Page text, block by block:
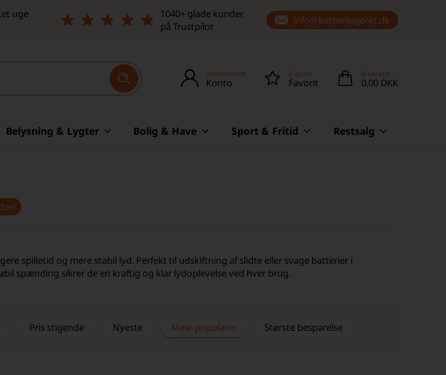
uge
1040+ glade kunder
på Trustpilot
info@batterilageret.dk
Velkommen
Konto
0 gemt
Favorit
0 vare(r)
0,00 DKK
Belysning & Lygter Bolig & Have Sport & Fritid Restsalg
spilletid og mere stabil lyd. Perfekt til udskiftning af slidte eller svage batterier i
spænding sikrer de en kraftig og klar lydoplevelse ved hver brug.
Pris stigende Nyeste Mest populære Største besparelse